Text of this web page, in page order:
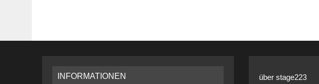
INFORMATIONEN über stage223